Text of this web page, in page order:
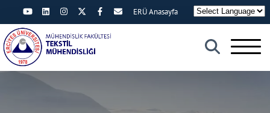
×
ERÜ Anasayfa